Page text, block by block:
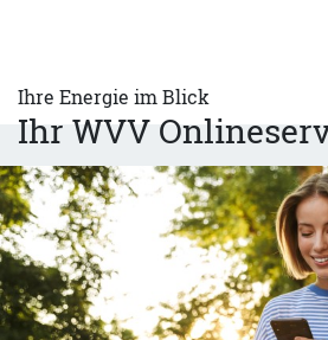
Ihre Energie im Blick
Ihr WVV